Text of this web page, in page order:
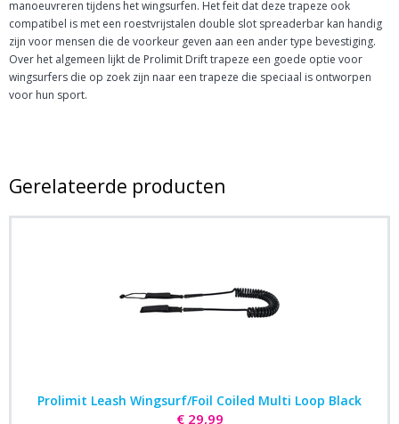
manoeuvreren tijdens het wingsurfen. Het feit dat deze trapeze ook
compatibel is met een roestvrijstalen double slot spreaderbar kan handig
zijn voor mensen die de voorkeur geven aan een ander type bevestiging.
Over het algemeen lijkt de Prolimit Drift trapeze een goede optie voor
wingsurfers die op zoek zijn naar een trapeze die speciaal is ontworpen
voor hun sport.
Gerelateerde producten
Prolimit Leash Wingsurf/Foil Coiled Multi Loop Black
€ 29,99